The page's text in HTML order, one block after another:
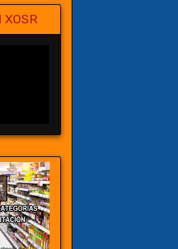
XOSR